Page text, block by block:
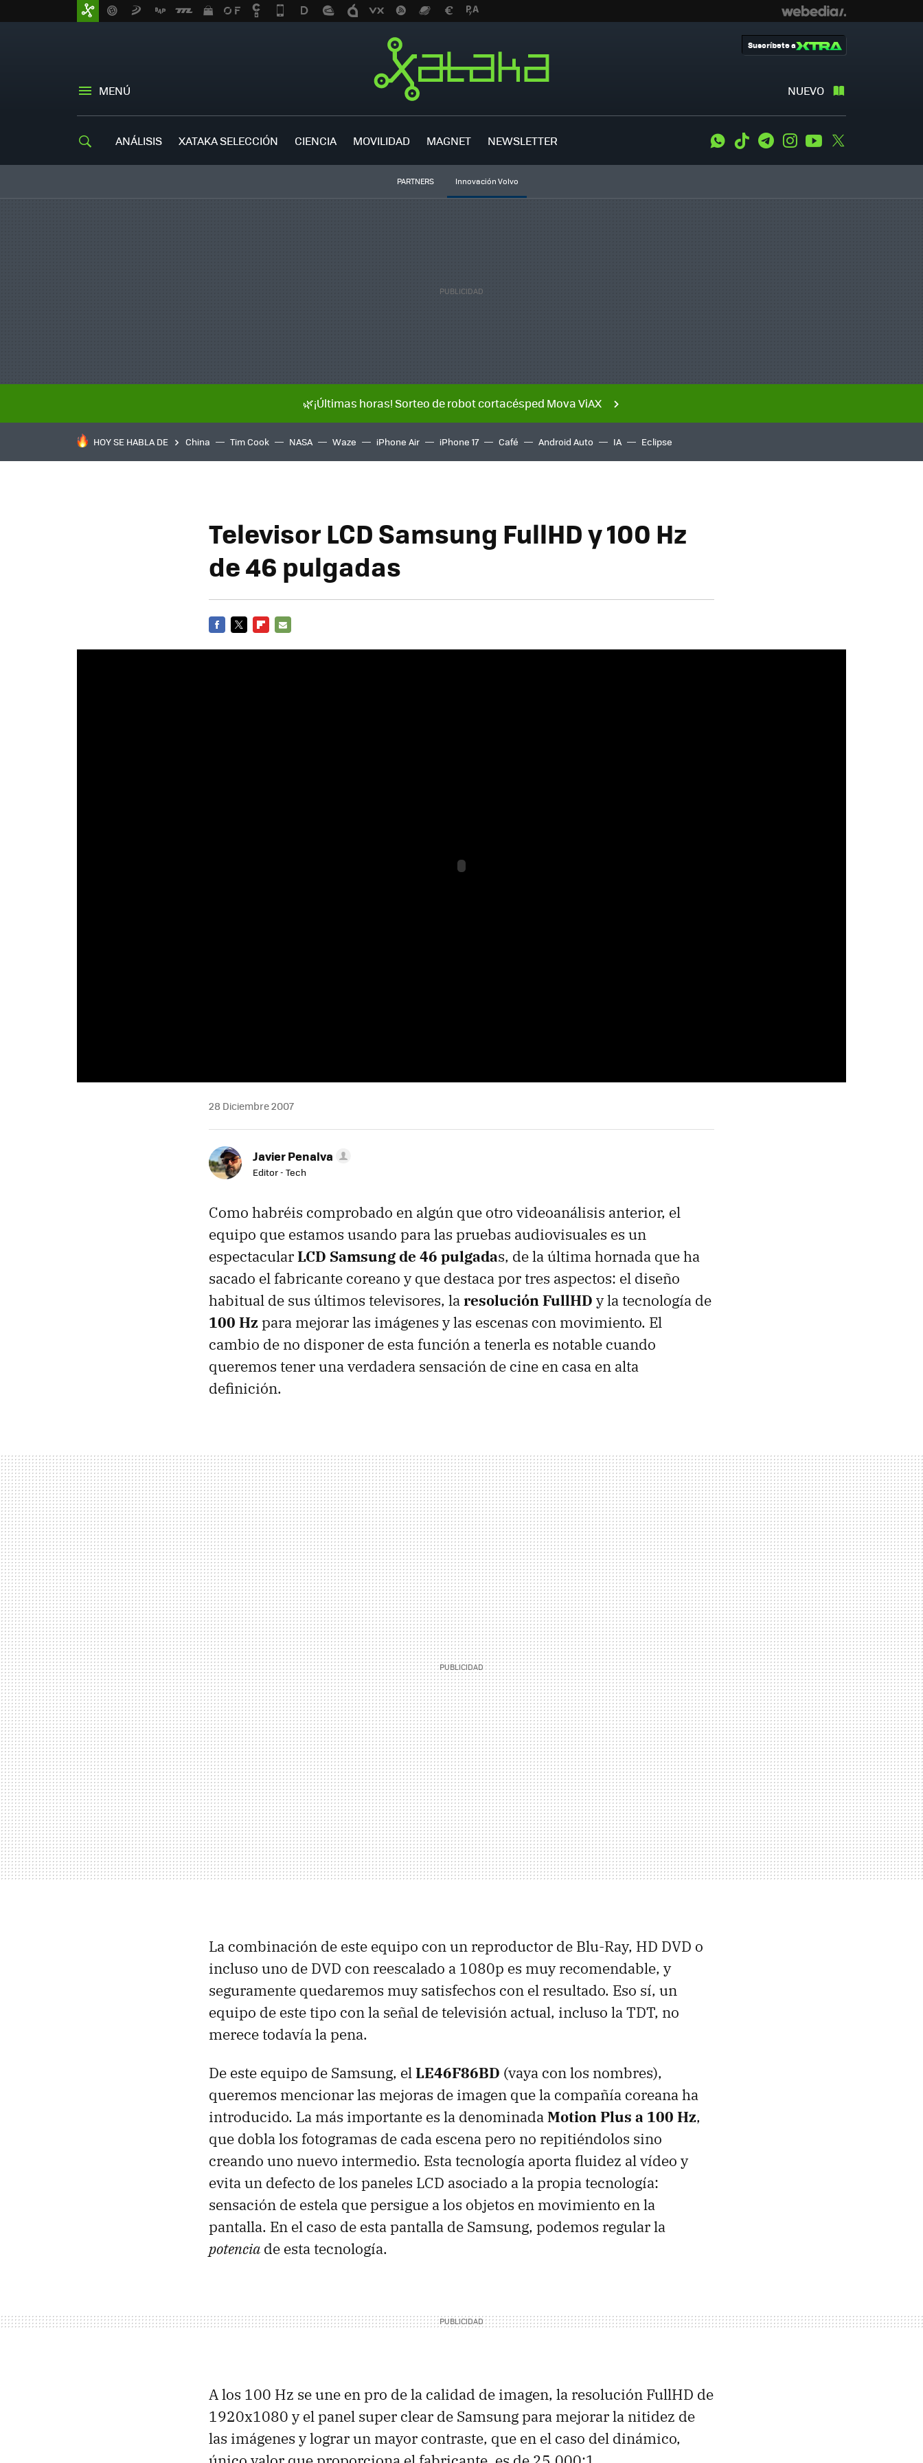
MENÚ NUEVO
Suscríbete a
ANÁLISIS XATAKA SELECCIÓN CIENCIA MOVILIDAD MAGNET NEWSLETTER WhatsApp
Tiktok TelegramInstagramYoutube
PARTNERS Innovación Volvo
🌿¡Últimas horas! Sorteo de robot cortacésped Mova ViAX
HOY SE HABLA DE China Tim Cook NASA Waze iPhone Air iPhone 17 Café Android Auto IA Eclipse
Televisor LCD Samsung FullHD y 100 Hz
de 46 pulgadas
28 Diciembre 2007
Javier Penalva
Editor - Tech
Como habréis comprobado en algún que otro videoanálisis anterior, el
equipo que estamos usando para las pruebas audiovisuales es un
espectacularLCD Samsung de 46 pulgadas, de la última hornada que ha
sacado el fabricante coreano y que destaca por tres aspectos: el diseño
habitual de sus últimos televisores, laresolución FullHD y la tecnología de
100 Hzpara mejorar las imágenes y las escenas con movimiento. El
cambio de no disponer de esta función a tenerla es notable cuando
queremos tener una verdadera sensación de cine en casa en alta
definición.
La combinación de este equipo con un reproductor de Blu-Ray, HD DVD o
incluso uno de DVD con reescalado a 1080p es muy recomendable, y
seguramente quedaremos muy satisfechos con el resultado. Eso sí, un
equipo de este tipo con la señal de televisión actual, incluso la TDT, no
merece todavía la pena.
De este equipo de Samsung, elLE46F86BD (vaya con los nombres),
queremos mencionar las mejoras de imagen que la compañía coreana ha
introducido. La más importante es la denominadaMotion Plus a 100 Hz,
que dobla los fotogramas de cada escena pero no repitiéndolos sino
creando uno nuevo intermedio. Esta tecnología aporta fluidez al vídeo y
evita un defecto de los paneles LCD asociado a la propia tecnología:
sensación de estela que persigue a los objetos en movimiento en la
pantalla. En el caso de esta pantalla de Samsung, podemos regular la
potencia de esta tecnología.
A los 100 Hz se une en pro de la calidad de imagen, la resolución FullHD de
1920x1080 y el panel super clear de Samsung para mejorar la nitidez de
las imágenes y lograr un mayor contraste, que en el caso del dinámico,